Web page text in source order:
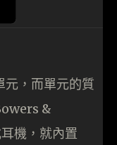
元，而單元的質
&
機，就內置